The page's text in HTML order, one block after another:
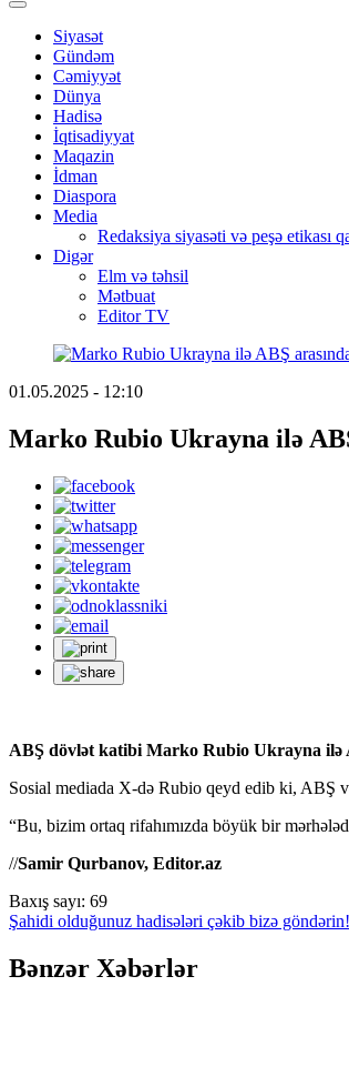
Siyasət
Gündəm
Cəmiyyət
Dünya
Hadisə
İqtisadiyyat
Maqazin
İdman
Diaspora
Media
Redaksiya siyasəti və peşə etikası
Digər
Elm və təhsil
Mətbuat
Editor TV
01.05.2025 - 12:10
Marko Rubio Ukrayna ilə
ABŞ dövlət katibi Marko Rubio Ukrayna ilə
Sosial mediada X-də Rubio qeyd edib ki, ABŞ
“Bu, bizim ortaq rifahımızda böyük bir
//Samir Qurbanov, Editor.az
Baxış sayı: 69
Şahidi olduğunuz hadisələri çəkib bizə göndərin!
Bənzər Xəbərlər